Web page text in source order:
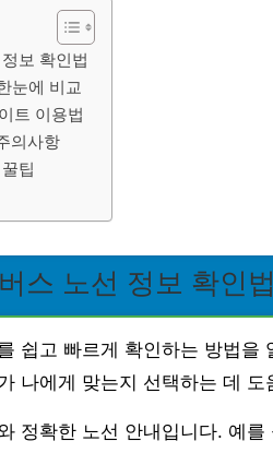
보 확인법
눈에 비교
트 이용법
의사항
팁
스 노선 정보 확인법
쉽고 빠르게 확인하는 방법을
나에게 맞는지 선택하는 데 도
정확한 노선 안내입니다. 예를